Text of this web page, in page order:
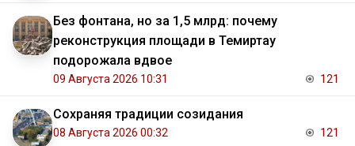
Без фонтана, но за 1,5 млрд: почему
реконструкция площади в Темиртау
подорожала вдвое
09 Августа 2026 10:31 121
Сохраняя традиции созидания
08 Августа 2026 00:32 121